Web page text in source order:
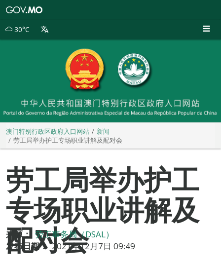
别
30°C
澳门特别行政区政府入口网站
新闻
劳工局举办护工专场职业讲解及配对会
劳工局举办护工
专场职业讲解及
配对会
来源： 劳工事务局（DSAL）
发布日期： 2021年12月7日 09:49